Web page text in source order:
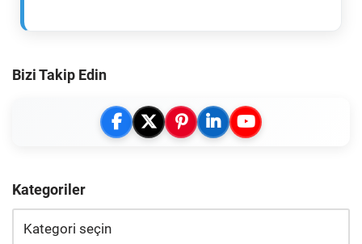
Bizi Takip Edin
Kategoriler